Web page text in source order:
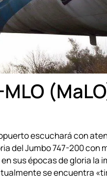
escuchará con
del Jumbo 747-200 con
sus épocas de gloria la
se encuentra